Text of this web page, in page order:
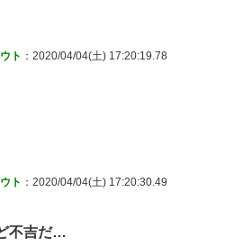
ト ：2020/04/04(土) 17:20:19.78
ト ：2020/04/04(土) 17:20:30.49
不吉だ…